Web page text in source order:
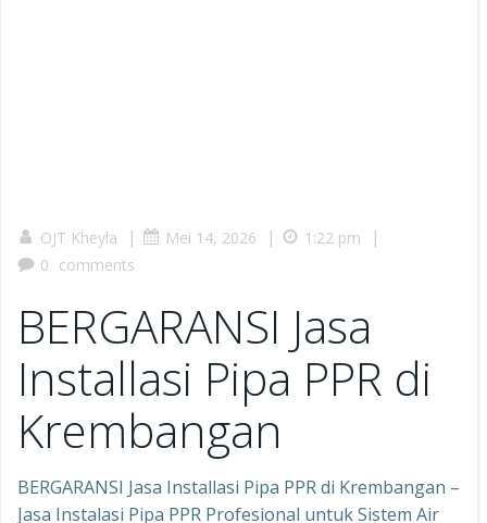
OJT Kheyla | Mei 14, 2026 | 1:22 pm |
0 comments
BERGARANSI Jasa
Installasi Pipa PPR di
Krembangan
BERGARANSI Jasa Installasi Pipa PPR di Krembangan –
Jasa Instalasi Pipa PPR Profesional untuk Sistem Air